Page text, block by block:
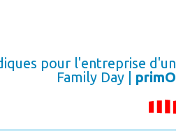
pour l'entreprise d'un
Family Day | primO